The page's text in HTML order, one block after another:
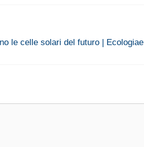
le celle solari del futuro | Ecologiae